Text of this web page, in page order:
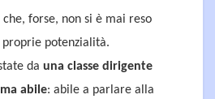
forse, non si è mai reso
potenzialità.
da una classe dirigente
abile: abile a parlare alla